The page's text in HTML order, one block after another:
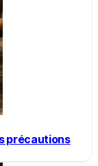
précautions